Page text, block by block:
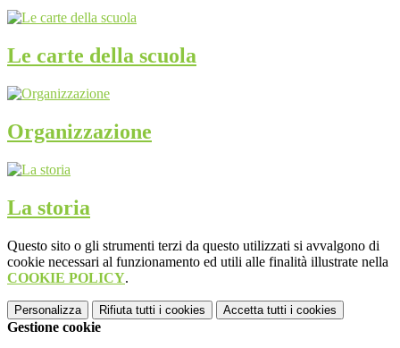
Le carte della scuola
Organizzazione
La storia
Questo sito o gli strumenti terzi da questo utilizzati si avvalgono di
cookie necessari al funzionamento ed utili alle finalità illustrate nella
COOKIE POLICY.
Personalizza Rifiuta tutti i cookies Accetta tutti i cookies
Gestione cookie